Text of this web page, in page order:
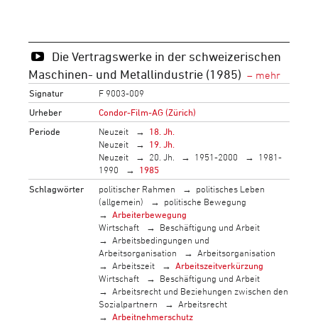
Die Vertragswerke in der schweizerischen
Maschinen- und Metallindustrie (1985)
Signatur
F 9003-009
Urheber
Condor-Film-AG (Zürich)
Periode
Neuzeit
18. Jh.
Neuzeit
19. Jh.
Neuzeit
20. Jh. 1951-2000
1981-
1990
1985
Schlagwörter
politischer Rahmen
politisches Leben
(allgemein)
politische Bewegung
Arbeiterbewegung
Wirtschaft
Beschäftigung und Arbeit
Arbeitsbedingungen und
Arbeitsorganisation
Arbeitsorganisation
Arbeitszeit
Arbeitszeitverkürzung
Wirtschaft
Beschäftigung und Arbeit
Arbeitsrecht und Beziehungen zwischen den
Sozialpartnern
Arbeitsrecht
Arbeitnehmerschutz